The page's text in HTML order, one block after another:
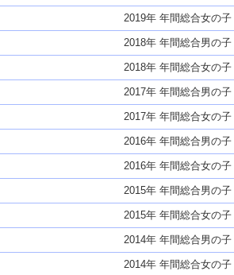
2019年 年間総合女の子
2018年 年間総合男の子
2018年 年間総合女の子
2017年 年間総合男の子
2017年 年間総合女の子
2016年 年間総合男の子
2016年 年間総合女の子
2015年 年間総合男の子
2015年 年間総合女の子
2014年 年間総合男の子
2014年 年間総合女の子